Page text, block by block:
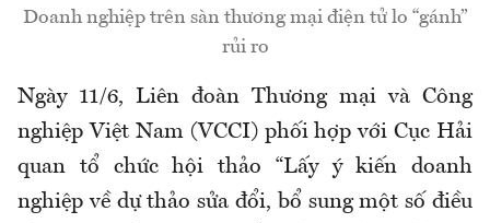
Doanh nghiệp trên sàn thương mại điện tử lo “gánh”
rủi ro
Ngày 11/6, Liên đoàn Thương mại và Công
nghiệp Việt Nam (VCCI) phối hợp với Cục Hải
quan tổ chức hội thảo “Lấy ý kiến doanh
nghiệp về dự thảo sửa đổi, bổ sung một số điều